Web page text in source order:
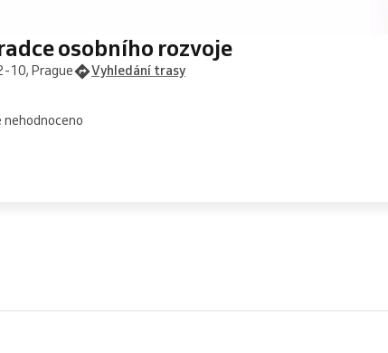
osobního rozvoje
10, Prague Vyhledání trasy
nehodnoceno